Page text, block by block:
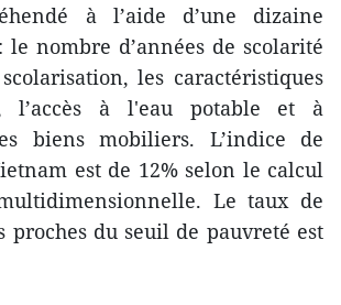
à l’aide d’une dizaine
le nombre d’années de scolarité
les caractéristiques
l’accès à l'eau potable et à
biens mobiliers. L’indice de
est de 12% selon le calcul
Le taux de
proches du seuil de pauvreté est